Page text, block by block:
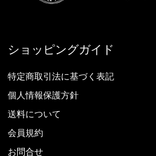
ショッピングガイド
特定商取引法に基づく表記
個人情報保護方針
送料について
会員規約
お問合せ